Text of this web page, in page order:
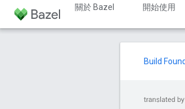
關於 Bazel 開始使用
Build